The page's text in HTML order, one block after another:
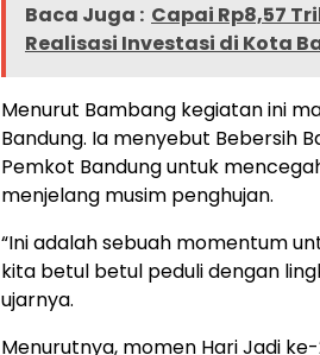
Baca Juga : Capai Rp8,57
Realisasi Investasi di Kota
Menurut Bambang kegiatan ini
Bandung. Ia menyebut Bebersih
Pemkot Bandung untuk
menjelang musim penghujan.
“Ini adalah sebuah momentum
kita betul betul peduli dengan
ujarnya.
Menurutnya, momen Hari Jadi